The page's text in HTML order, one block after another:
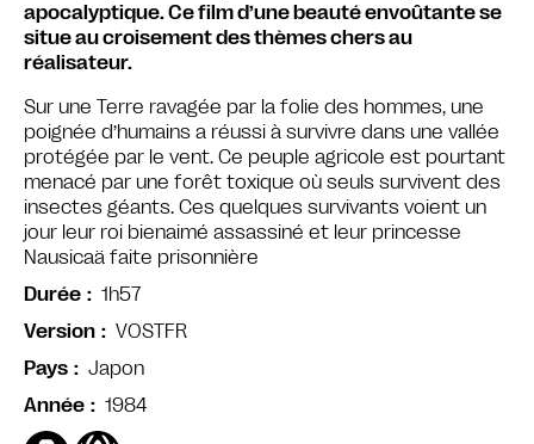
apocalyptique. Ce film d’une beauté envoûtante se
situe au croisement des thèmes chers au
réalisateur.
Sur une Terre ravagée par la folie des hommes, une
poignée d’humains a réussi à survivre dans une vallée
protégée par le vent. Ce peuple agricole est pourtant
menacé par une forêt toxique où seuls survivent des
insectes géants. Ces quelques survivants voient un
jour leur roi bienaimé assassiné et leur princesse
Nausicaä faite prisonnière
Durée
1h57
Version
VOSTFR
Pays
Japon
Année
1984